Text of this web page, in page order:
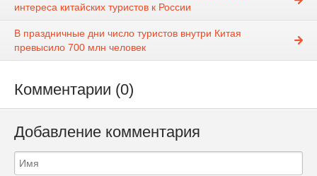
интереса китайских туристов к России
В праздничные дни число туристов внутри Китая
превысило 700 млн человек
Комментарии (0)
Добавление комментария